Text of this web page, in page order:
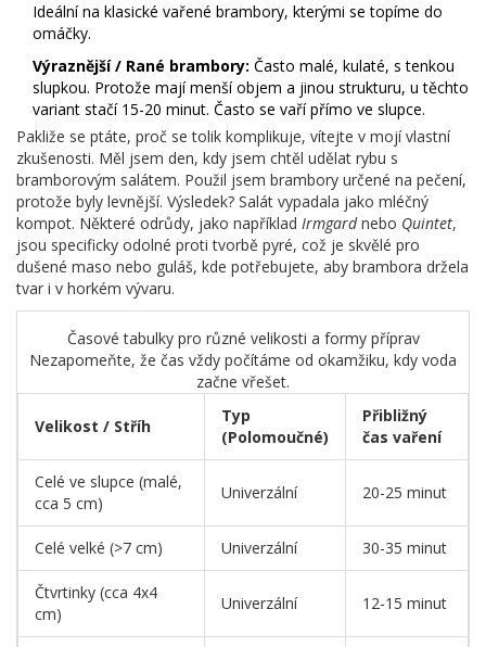
Ideální na klasické vařené brambory, kterými se topíme do
omáčky.
Výraznější / Rané brambory: Často malé, kulaté, s tenkou
slupkou. Protože mají menší objem a jinou strukturu, u těchto
variant stačí 15-20 minut. Často se vaří přímo ve slupce.
Pakliže se ptáte, proč se tolik komplikuje, vítejte v mojí vlastní
zkušenosti. Měl jsem den, kdy jsem chtěl udělat rybu s
bramborovým salátem. Použil jsem brambory určené na pečení,
protože byly levnější. Výsledek? Salát vypadala jako mléčný
kompot. Některé odrůdy, jako například Irmgardnebo Quintet,
jsou specificky odolné proti tvorbě pyré, což je skvělé pro
dušené maso nebo guláš, kde potřebujete, aby brambora držela
tvar i v horkém vývaru.
Časové tabulky pro různé velikosti a formy příprav
Nezapomeňte, že čas vždy počítáme od okamžiku, kdy voda
začne vřešet.
Velikost / Stříh
Typ
(Polomoučné)
Přibližný
čas vaření
Celé ve slupce (malé,
cca 5 cm)
Univerzální 20-25 minut
Celé velké (>7 cm) Univerzální 30-35 minut
Čtvrtinky (cca 4x4
cm)
Univerzální 12-15 minut